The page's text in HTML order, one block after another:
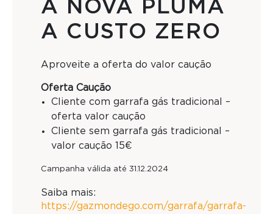
A NOVA PLUMA
A CUSTO ZERO
Aproveite a oferta do valor caução
Oferta Caução
Cliente com garrafa gás tradicional –
oferta valor caução
Cliente sem garrafa gás tradicional –
valor caução 15€
Campanha válida até 31.12.2024
Saiba mais:
https://gazmondego.com/garrafa/garrafa-